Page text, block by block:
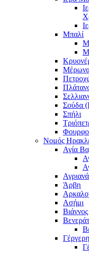
Μπαλί
Σούδα
Σπήλι
Νομός
Αγία
Αγριανά
Άρβη
Ασήμι
Βιάννος
Γέργερη